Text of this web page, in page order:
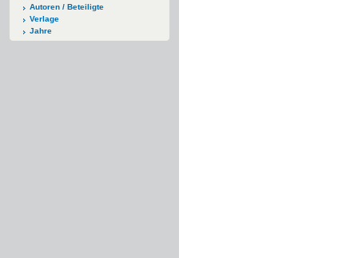
Autoren / Beteiligte
Verlage
Jahre